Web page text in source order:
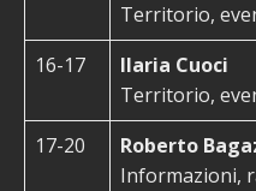
Territorio,
16-17
Ilaria Cuoci
Territorio,
17-20
Roberto
Informazioni,